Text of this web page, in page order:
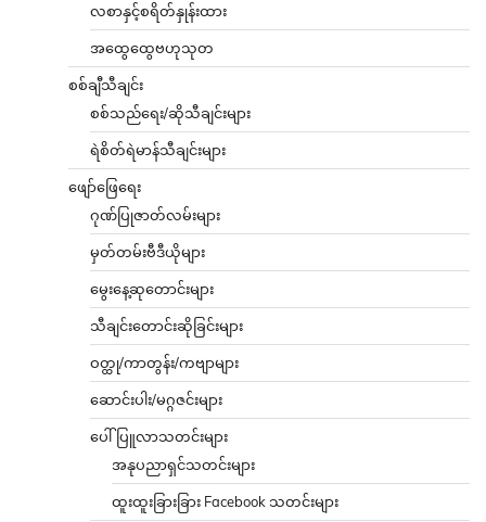
လစာနှင့်စရိတ်နှုန်းထား
အထွေထွေဗဟုသုတ
စစ်ချီသီချင်း
စစ်သည်ရေး/ဆိုသီချင်းများ
ရဲစိတ်ရဲမာန်သီချင်းများ
ဖျော်ဖြေရေး
ဂုဏ်ပြုဇာတ်လမ်းများ
မှတ်တမ်းဗီဒီယိုများ
မွေးနေ့ဆုတောင်းများ
သီချင်းတောင်းဆိုခြင်းများ
ဝတ္ထု/ကာတွန်း/ကဗျာများ
ဆောင်းပါး/မဂ္ဂဇင်းများ
ပေါ်ပြူလာသတင်းများ
အနုပညာရှင်သတင်းများ
ထူးထူးခြားခြား Facebook သတင်းများ